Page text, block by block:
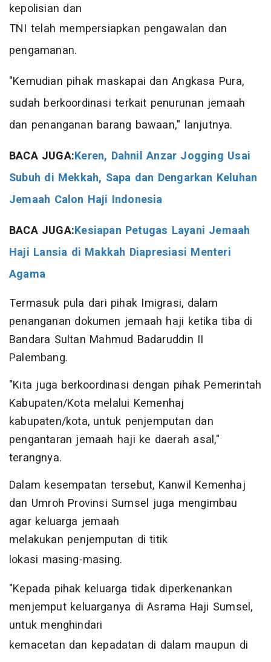
kepolisian dan
TNI telah mempersiapkan pengawalan dan
pengamanan.
"Kemudian pihak maskapai dan Angkasa Pura,
sudah berkoordinasi terkait penurunan jemaah
dan penanganan barang bawaan," lanjutnya.
BACA JUGA:Keren, Dahnil Anzar Jogging Usai
Subuh di Mekkah, Sapa dan Dengarkan Keluhan
Jemaah Calon Haji Indonesia
BACA JUGA:Kesiapan Petugas Layani Jemaah
Haji Lansia di Makkah Diapresiasi Menteri
Agama
Termasuk pula dari pihak Imigrasi, dalam
penanganan dokumen jemaah haji ketika tiba di
Bandara Sultan Mahmud Badaruddin II
Palembang.
"Kita juga berkoordinasi dengan pihak Pemerintah
Kabupaten/Kota melalui Kemenhaj
kabupaten/kota, untuk penjemputan dan
pengantaran jemaah haji ke daerah asal,"
terangnya.
Dalam kesempatan tersebut, Kanwil Kemenhaj
dan Umroh Provinsi Sumsel juga mengimbau
agar keluarga jemaah
melakukan penjemputan di titik
lokasi masing-masing.
"Kepada pihak keluarga tidak diperkenankan
menjemput keluarganya di Asrama Haji Sumsel,
untuk menghindari
kemacetan dan kepadatan di dalam maupun di